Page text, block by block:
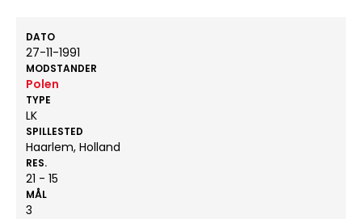
DATO
27-11-1991
MODSTANDER
Polen
TYPE
LK
SPILLESTED
Haarlem, Holland
RES.
21 - 15
MÅL
3